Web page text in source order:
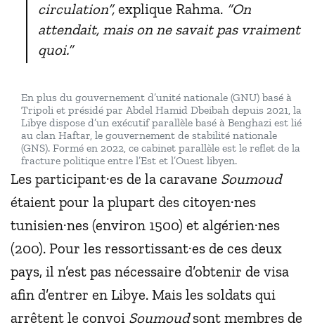
circulation”, explique Rahma. “On
attendait, mais on ne savait pas vraiment
quoi.”
En plus du gouvernement d’unité nationale (GNU) basé à
Tripoli et présidé par Abdel Hamid Dbeibah depuis 2021, la
Libye dispose d’un exécutif parallèle basé à Benghazi est lié
au clan Haftar, le gouvernement de stabilité nationale
(GNS). Formé en 2022, ce cabinet parallèle est le reflet de la
fracture politique entre l’Est et l’Ouest libyen.
Les participant·es de la caravane Soumoud
étaient pour la plupart des citoyen·nes
tunisien·nes (environ 1500) et algérien·nes
(200). Pour les ressortissant·es de ces deux
pays, il n’est pas nécessaire d’obtenir de visa
afin d’entrer en Libye. Mais les soldats qui
arrêtent le convoi Soumoudsont membres de